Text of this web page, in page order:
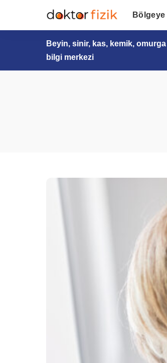
Bölgeye
Beyin, sinir, kas, kemik, omurga
bilgi merkezi